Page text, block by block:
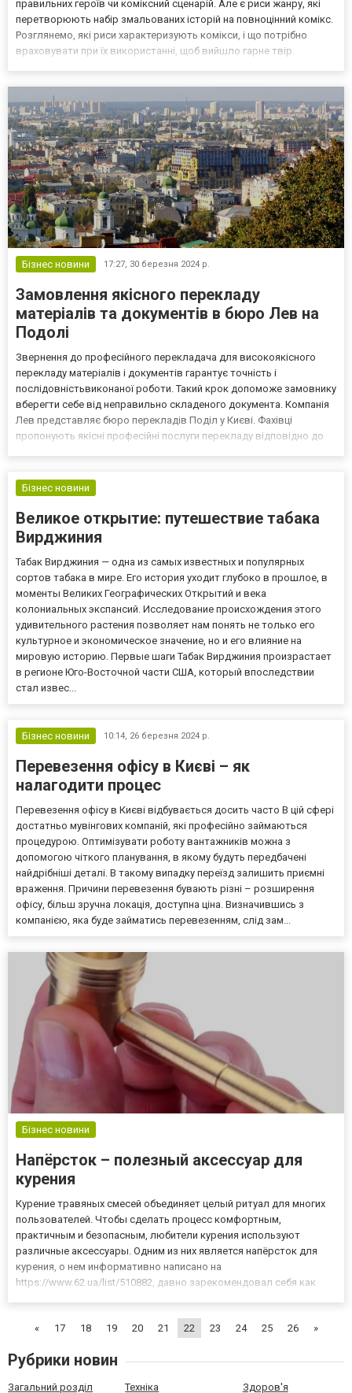
правильних героїв чи коміксний сценарій. Але є риси жанру, які
перетворюють набір змальованих історій на повноцінний комікс.
Розглянемо, які риси характеризують комікси, і що потрібно
враховувати при їх використанні, щоб вийшло гарне твір.
Бізнес новини 17:27, 30 березня 2024 р.
Замовлення якісного перекладу
матеріалів та документів в бюро Лев на
Подолі
Звернення до професійного перекладача для високоякісного
перекладу матеріалів і документів гарантує точність і
послідовністьвиконаної роботи. Такий крок допоможе замовнику
вберегти себе від неправильно складеного документа. Компанія
Лев представляє бюро перекладів Поділ у Києві. Фахівці
пропонують якісні професійні послуги перекладу відповідно до
Бізнес новини
Великое открытие: путешествие табака
Вирджиния
Табак Вирджиния — одна из самых известных и популярных
сортов табака в мире. Его история уходит глубоко в прошлое, в
моменты Великих Географических Открытий и века
колониальных экспансий. Исследование происхождения этого
удивительного растения позволяет нам понять не только его
культурное и экономическое значение, но и его влияние на
мировую историю. Первые шаги Табак Вирджиния произрастает
в регионе Юго-Восточной части США, который впоследствии
стал извес...
Бізнес новини 10:14, 26 березня 2024 р.
Перевезення офісу в Києві – як
налагодити процес
Перевезення офісу в Києві відбувається досить часто В цій сфері
достатньо мувінгових компаній, які професійно займаються
процедурою. Оптимізувати роботу вантажників можна з
допомогою чіткого планування, в якому будуть передбачені
найдрібніші деталі. В такому випадку переїзд залишить приємні
враження. Причини перевезення бувають різні – розширення
офісу, більш зручна локація, доступна ціна. Визначившись з
компанією, яка буде займатись перевезенням, слід зам...
Бізнес новини
Напёрсток – полезный аксессуар для
курения
Курение травяных смесей объединяет целый ритуал для многих
пользователей. Чтобы сделать процесс комфортным,
практичным и безопасным, любители курения используют
различные аксессуары. Одним из них является напёрсток для
курения, о нем информативно написано на
https://www.62.ua/list/510882, давно зарекомендовал себя как
своеобразного фильтра. Принцип...
« 17 18 19 20 21 22 23 24 25 26 »
Рубрики новин
Загальний розділ Техніка Здоров'я